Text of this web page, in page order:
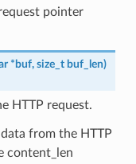
pointer
* buf, size_t buf_len)
HTTP request.
from the HTTP
content_len